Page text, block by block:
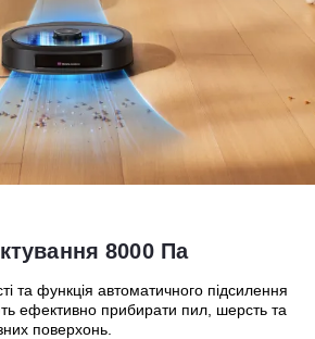
8000 Па
та функція автоматичного підсилення
ефективно прибирати пил, шерсть та
поверхонь.